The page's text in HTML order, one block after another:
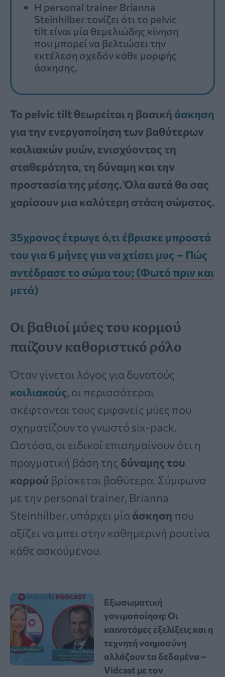
Η personal trainer Brianna
Steinhilber τονίζει ότι το pelvic
tilt είναι μία θεμελιώδης κίνηση
που μπορεί να βελτιώσει την
εκτέλεση σχεδόν κάθε μορφής
άσκησης.
Το pelvic tilt θεωρείται η βασική άσκηση
για την ενεργοποίηση των βαθύτερων
κοιλιακών μυών, ενισχύοντας τη
σταθερότητα, τη δύναμη και την
προστασία της μέσης. Όλα αυτά θα σας
χαρίσουν μια καλύτερη στάση σώματος.
35χρονος έτρωγε ό,τι έβρισκε μπροστά
του για 6 μήνες για να χτίσει μυς – Πώς
αντέδρασε το σώμα του; (Φωτό πριν και
μετά)
Οι βαθιοί μύες του κορμού
παίζουν καθοριστικό ρόλο
Όταν γίνεται λόγος για δυνατούς
κοιλιακούς, οι περισσότεροι
σκέφτονται τους εμφανείς μύες που
σχηματίζουν το γνωστό six-pack.
Ωστόσο, οι ειδικοί επισημαίνουν ότι η
πραγματική βάση της δύναμης του
κορμού βρίσκεται βαθύτερα. Σύμφωνα
με την personal trainer, Brianna
Steinhilber, υπάρχει μία άσκηση που
αξίζει να μπει στην καθημερινή ρουτίνα
κάθε ασκούμενου.
Εξωσωματική
γονιμοποίηση: Οι
καινοτόμες εξελίξεις και η
τεχνητή νοημοσύνη
αλλάζουν τα δεδομένα –
Vidcast με τον